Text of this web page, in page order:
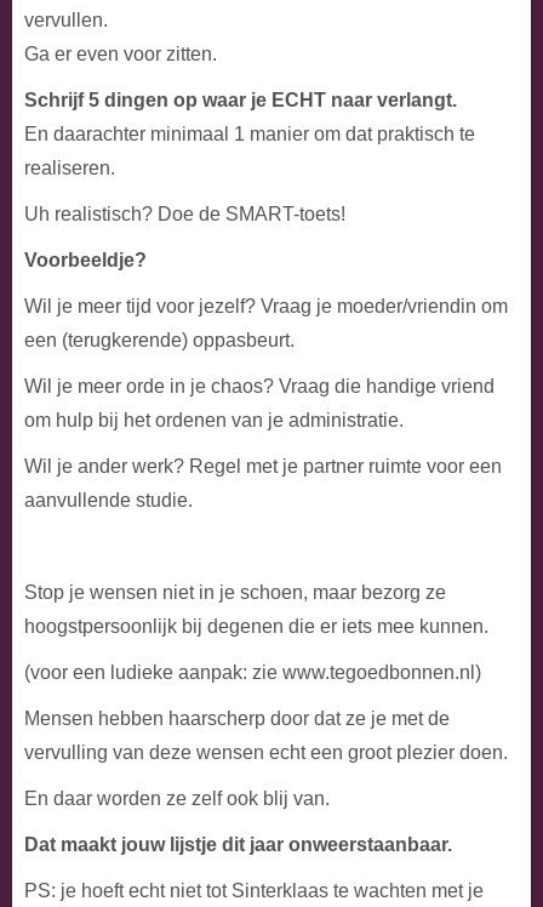
vervullen.
Ga er even voor zitten.
Schrijf 5 dingen op waar je ECHT naar verlangt.
En daarachter minimaal 1 manier om dat praktisch te
realiseren.
Uh realistisch? Doe de SMART-toets!
Voorbeeldje?
Wil je meer tijd voor jezelf? Vraag je moeder/vriendin om
een (terugkerende) oppasbeurt.
Wil je meer orde in je chaos? Vraag die handige vriend
om hulp bij het ordenen van je administratie.
Wil je ander werk? Regel met je partner ruimte voor een
aanvullende studie.
Stop je wensen niet in je schoen, maar bezorg ze
hoogstpersoonlijk bij degenen die er iets mee kunnen.
(voor een ludieke aanpak: zie www.tegoedbonnen.nl)
Mensen hebben haarscherp door dat ze je met de
vervulling van deze wensen echt een groot plezier doen.
En daar worden ze zelf ook blij van.
Dat maakt jouw lijstje dit jaar onweerstaanbaar.
PS: je hoeft echt niet tot Sinterklaas te wachten met je